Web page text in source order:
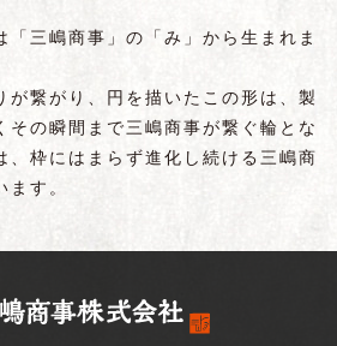
「三嶋商事」の「み」から生まれま
が繋がり、円を描いたこの形は、製
その瞬間まで三嶋商事が繋ぐ輪とな
、枠にはまらず進化し続ける三嶋商
ます。